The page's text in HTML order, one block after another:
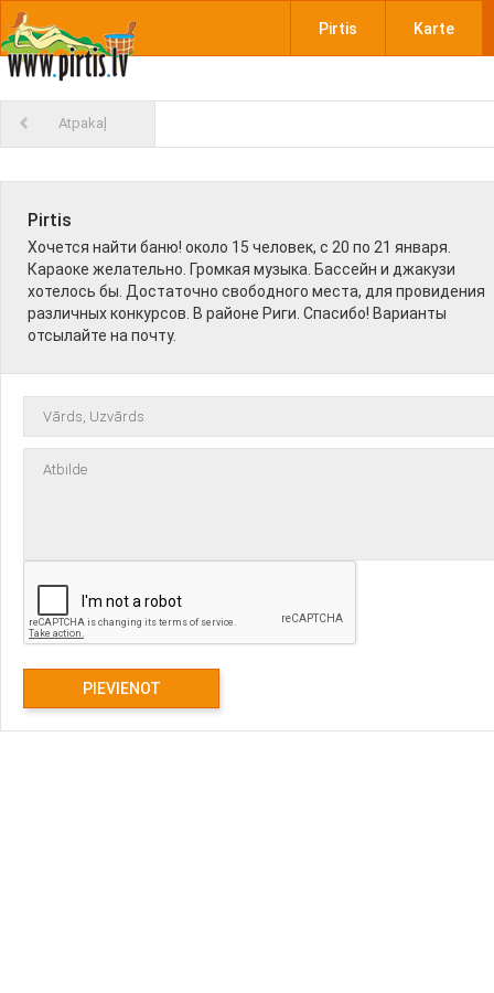
Pirtis Karte
Atpakaļ
Pirtis
Хочется найти баню! около 15 человек, с 20 по 21 января.
Караоке желательно. Громкая музыка. Бассейн и джакузи
хотелось бы. Достаточно свободного места, для провидения
различных конкурсов. В районе Риги. Спасибо! Варианты
отсылайте на почту.